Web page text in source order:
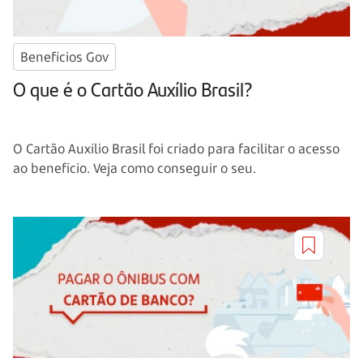
Benefícios Gov
O que é o Cartão Auxílio Brasil?
O Cartão Auxílio Brasil foi criado para facilitar o acesso
ao benefício. Veja como conseguir o seu.